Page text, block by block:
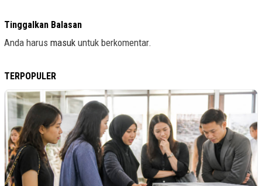
Tinggalkan Balasan
Anda harus masuk untuk berkomentar.
TERPOPULER